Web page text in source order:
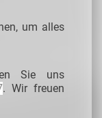
um alles
Sie uns
. Wir freuen